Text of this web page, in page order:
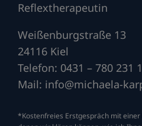
Reflextherapeutin
Weißenburgstraße 13
24116 Kiel
Telefon: 0431 – 780 231
Mail: info@michaela-
*Kostenfreies Erstgespräch mit